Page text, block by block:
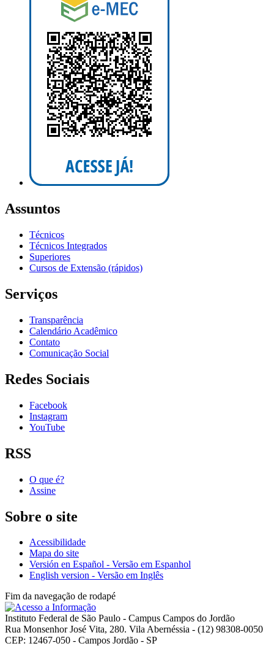
Assuntos
Técnicos
Técnicos Integrados
Superiores
Cursos de Extensão (rápidos)
Serviços
Transparência
Calendário Acadêmico
Contato
Comunicação Social
Redes Sociais
Facebook
Instagram
YouTube
RSS
O que é?
Assine
Sobre o site
Acessibilidade
Mapa do site
Versión en Español - Versão em Espanhol
English version - Versão em Inglês
Fim da navegação de rodapé
Instituto Federal de São Paulo - Campus Campos do Jordão
Rua Monsenhor José Vita, 280. Vila Abernéssia - (12) 98308-0050
CEP: 12467-050 - Campos Jordão - SP